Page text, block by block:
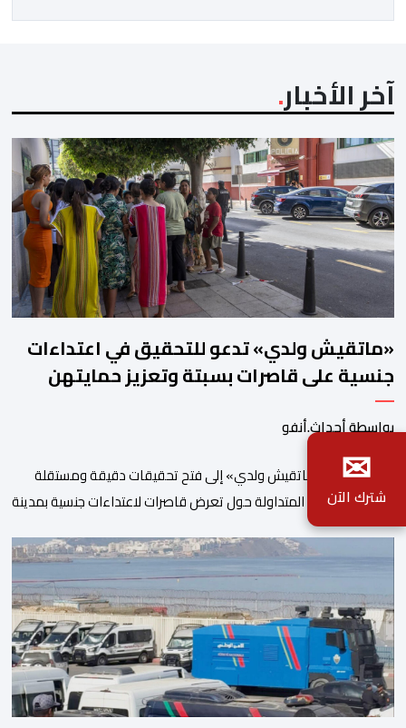
آخر الأخبار
«ماتقيش ولدي» تدعو للتحقيق في اعتداءات
جنسية على قاصرات بسبتة وتعزيز حمايتهن
بواسطة أحداث.أنفو
دعت منظمة «ماتقيش ولدي» إلى فتح تحقيقات دقيقة ومستقلة
بشأن المعطيات المتداولة حول تعرض قاصرات لاعتداءات جنسية بمدينة
سبتة، مطالبة بتوفير الحماية والرعاية الصحية والنفسية للأطفال
والقاصرين الذين وصلوا إلى المدينة عقب موجة العبور الأخيرة. وعبرت
المنظمة، في بلاغ صادر باسم نجاة أنوار، عن قلقها إزاء أوضاع الأطفال
والقاصرين الموجودين بسبتة، خصوصا في ظل ما […]
✉
شترك الآن